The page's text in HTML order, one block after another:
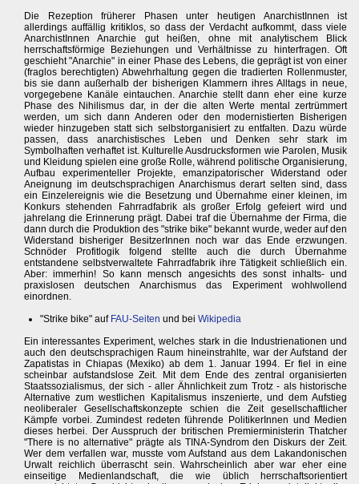
Die Rezeption früherer Phasen unter heutigen AnarchistInnen ist
allerdings auffällig kritiklos, so dass der Verdacht aufkommt, dass viele
AnarchistInnen Anarchie gut heißen, ohne mit analytischem Blick
herrschaftsförmige Beziehungen und Verhältnisse zu hinterfragen. Oft
geschieht "Anarchie" in einer Phase des Lebens, die geprägt ist von einer
(fraglos berechtigten) Abwehrhaltung gegen die tradierten Rollenmuster,
bis sie dann außerhalb der bisherigen Klammern ihres Alltags in neue,
vorgegebene Kanäle eintauchen. Anarchie stellt dann eher eine kurze
Phase des Nihilismus dar, in der die alten Werte mental zertrümmert
werden, um sich dann Anderen oder den modernistierten Bisherigen
wieder hinzugeben statt sich selbstorganisiert zu entfalten. Dazu würde
passen, dass anarchistisches Leben und Denken sehr stark im
Symbolhaften verhaftet ist. Kulturelle Ausdrucksformen wie Parolen, Musik
und Kleidung spielen eine große Rolle, während politische Organisierung,
Aufbau experimenteller Projekte, emanzipatorischer Widerstand oder
Aneignung im deutschsprachigen Anarchismus derart selten sind, dass
ein Einzelereignis wie die Besetzung und Übernahme einer kleinen, im
Konkurs stehenden Fahrradfabrik als großer Erfolg gefeiert wird und
jahrelang die Erinnerung prägt. Dabei traf die Übernahme der Firma, die
dann durch die Produktion des "strike bike" bekannt wurde, weder auf den
Widerstand bisheriger BesitzerInnen noch war das Ende erzwungen.
Schnöder Profitlogik folgend stellte auch die durch Übernahme
entstandene selbstverwaltete Fahrradfabrik ihre Tätigkeit schließlich ein.
Aber: immerhin! So kann mensch angesichts des sonst inhalts- und
praxislosen deutschen Anarchismus das Experiment wohlwollend
einordnen.
"Strike bike" auf FAU-Seiten und bei Wikipedia
Ein interessantes Experiment, welches stark in die Industrienationen und
auch den deutschsprachigen Raum hineinstrahlte, war der Aufstand der
Zapatistas in Chiapas (Mexiko) ab dem 1. Januar 1994. Er fiel in eine
scheinbar aufstandslose Zeit. Mit dem Ende des zentral organisierten
Staatssozialismus, der sich - aller Ähnlichkeit zum Trotz - als historische
Alternative zum westlichen Kapitalismus inszenierte, und dem Aufstieg
neoliberaler Gesellschaftskonzepte schien die Zeit gesellschaftlicher
Kämpfe vorbei. Zumindest redeten führende PolitikerInnen und Medien
dieses herbei. Der Ausspruch der britischen Premierministerin Thatcher
"There is no alternative" prägte als TINA-Syndrom den Diskurs der Zeit.
Wer dem verfallen war, musste vom Aufstand aus dem Lakandonischen
Urwalt reichlich überrascht sein. Wahrscheinlich aber war eher eine
einseitige Medienlandschaft, die wie üblich herrschaftsorientiert